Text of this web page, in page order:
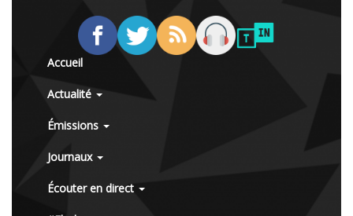
Accueil
Actualité
Émissions
Journaux
Écouter en direct